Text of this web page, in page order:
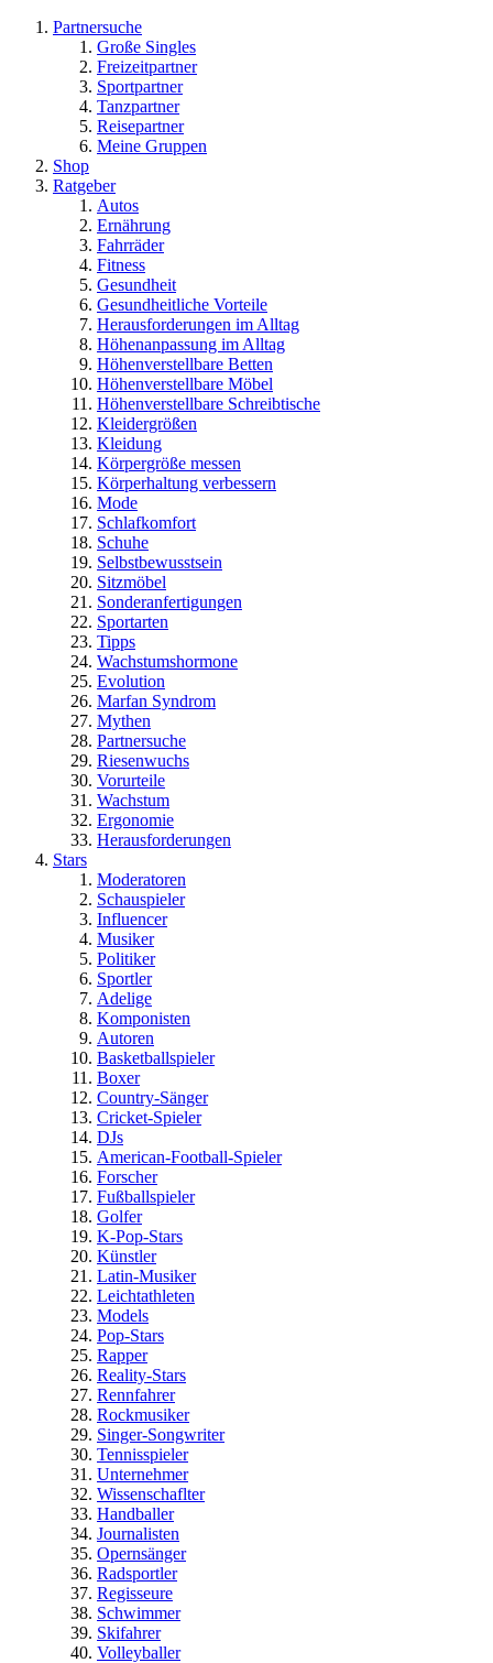
Partnersuche
Große Singles
Freizeitpartner
Sportpartner
Tanzpartner
Reisepartner
Meine Gruppen
Shop
Ratgeber
Autos
Ernährung
Fahrräder
Fitness
Gesundheit
Gesundheitliche Vorteile
Herausforderungen im Alltag
Höhenanpassung im Alltag
Höhenverstellbare Betten
Höhenverstellbare Möbel
Höhenverstellbare Schreibtische
Kleidergrößen
Kleidung
Körpergröße messen
Körperhaltung verbessern
Mode
Schlafkomfort
Schuhe
Selbstbewusstsein
Sitzmöbel
Sonderanfertigungen
Sportarten
Tipps
Wachstumshormone
Evolution
Marfan Syndrom
Mythen
Partnersuche
Riesenwuchs
Vorurteile
Wachstum
Ergonomie
Herausforderungen
Stars
Moderatoren
Schauspieler
Influencer
Musiker
Politiker
Sportler
Adelige
Komponisten
Autoren
Basketballspieler
Boxer
Country-Sänger
Cricket-Spieler
DJs
American-Football-Spieler
Forscher
Fußballspieler
Golfer
K-Pop-Stars
Künstler
Latin-Musiker
Leichtathleten
Models
Pop-Stars
Rapper
Reality-Stars
Rennfahrer
Rockmusiker
Singer-Songwriter
Tennisspieler
Unternehmer
Wissenschaflter
Handballer
Journalisten
Opernsänger
Radsportler
Regisseure
Schwimmer
Skifahrer
Volleyballer